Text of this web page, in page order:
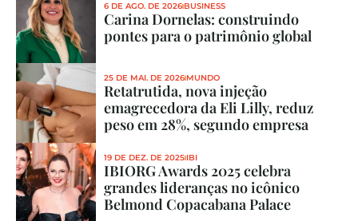
6 DE AGO. DE 2026 BUSINESS
Carina Dornelas: construindo
pontes para o patrimônio global
25 DE MAI. DE 2026 MUNDO
Retatrutida, nova injeção
emagrecedora da Eli Lilly, reduz
peso em 28%, segundo empresa
19 DE DEZ. DE 2025 IBI
IBIORG Awards 2025 celebra
grandes lideranças no icônico
Belmond Copacabana Palace